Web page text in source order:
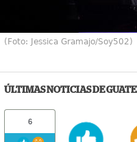
(Foto: Jessica Gramajo/Soy502)
ÚLTIMAS NOTICIAS DE
6